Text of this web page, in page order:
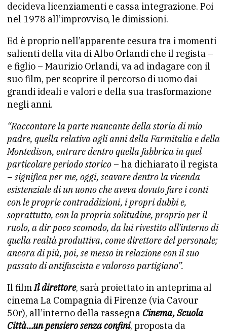
decideva licenziamenti e cassa integrazione. Poi
nel 1978 all’improvviso, le dimissioni.
Ed è proprio nell’apparente cesura tra i momenti
salienti della vita di Albo Orlandi che il regista –
e figlio – Maurizio Orlandi, va ad indagare con il
suo film, per scoprire il percorso di uomo dai
grandi ideali e valori e della sua trasformazione
negli anni.
“Raccontare la parte mancante della storia di mio
padre, quella relativa agli anni della Farmitalia e della
Montedison, entrare dentro quella fabbrica in quel
particolare periodo storico – ha dichiarato il regista
– significa per me, oggi, scavare dentro la vicenda
esistenziale di un uomo che aveva dovuto fare i conti
con le proprie contraddizioni, i propri dubbi e,
soprattutto, con la propria solitudine, proprio per il
ruolo, a dir poco scomodo, da lui rivestito all’interno di
quella realtà produttiva, come direttore del personale;
ancora di più, poi, se messo in relazione con il suo
passato di antifascista e valoroso partigiano”.
Il filmIl direttore, sarà proiettato in anteprima al
cinema La Compagnia di Firenze (via Cavour
50r), all’interno della rassegna Cinema, Scuola
Città…un pensiero senza confini, proposta da